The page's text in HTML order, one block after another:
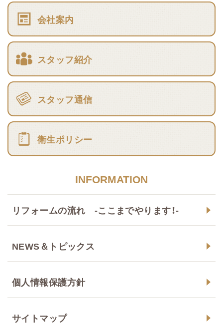
会社案内
スタッフ紹介
スタッフ通信
衛生ポリシー
INFORMATION
リフォームの流れ -ここまでやります！-
NEWS＆トピックス
個人情報保護方針
サイトマップ